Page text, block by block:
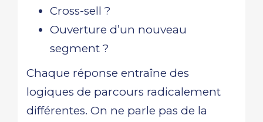
Cross-sell ?
Ouverture d’un nouveau
segment ?
Chaque réponse entraîne des
logiques de parcours radicalement
différentes. On ne parle pas de la